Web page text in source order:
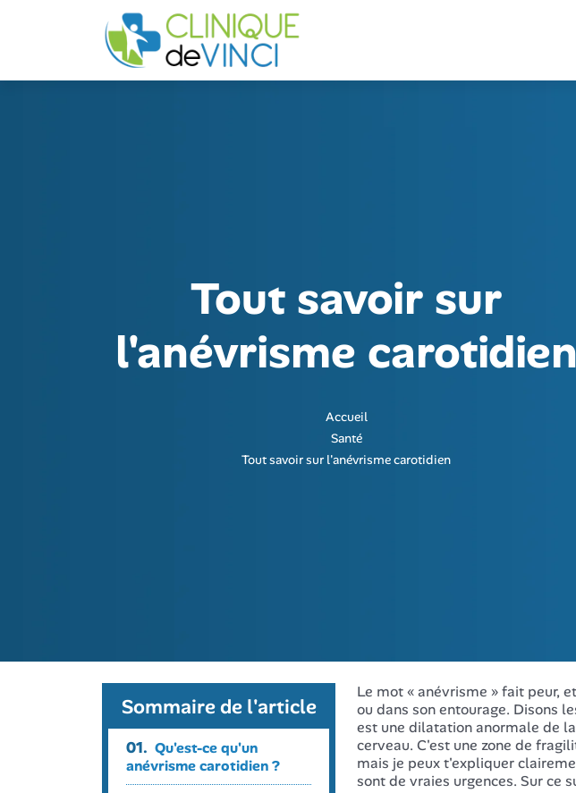
Tout savoir sur
l'anévrisme carotidien
Accueil
Santé
Tout savoir sur l'anévrisme carotidien
Le mot « anévrisme » fait peur,
ou dans son entourage. Disons
est une dilatation anormale de
cerveau. C'est une zone de
mais je peux t'expliquer
sont de vraies urgences. Sur ce
Sommaire de l'article
01. Qu'est-ce qu'un
anévrisme carotidien ?